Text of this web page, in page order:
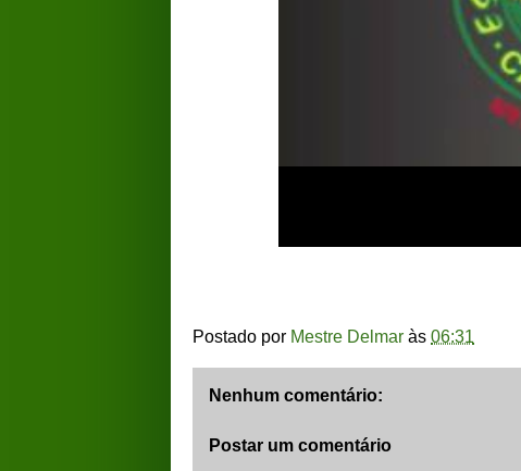
Postado por Mestre Delmar às 06:31
Nenhum comentário:
Postar um comentário